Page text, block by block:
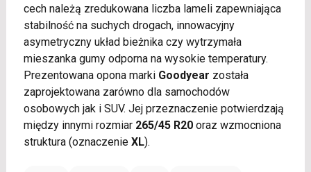
cech należą zredukowana liczba lameli zapewniająca
stabilność na suchych drogach, innowacyjny
asymetryczny układ bieżnika czy wytrzymała
mieszanka gumy odporna na wysokie temperatury.
Prezentowana opona marki Goodyear została
zaprojektowana zarówno dla samochodów
osobowych jak i SUV. Jej przeznaczenie potwierdzają
między innymi rozmiar 265/45 R20oraz wzmocniona
struktura (oznaczenie XL).